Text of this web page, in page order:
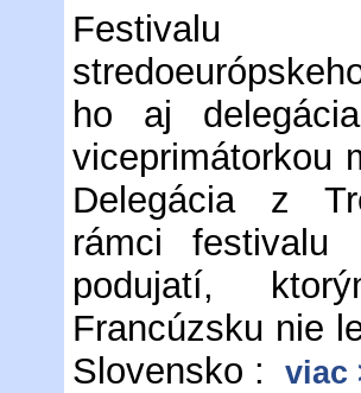
Festivalu
ho aj
viceprimátorkou
Delegácia z
rámci festivalu
podujatí,
Francúzsku nie
Slovensko :
viac